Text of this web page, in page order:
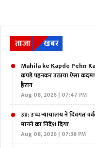
ताजा खबर
Mahila ke Kapde Pehn
कपड़े पहनकर उठाया ऐसा
हैरान
Aug 08, 2026 | 07:47 PM
उप्र: उच्च न्यायालय ने दिवंगत
मानने का निर्देश दिया
Aug 08, 2026 | 07:38 PM